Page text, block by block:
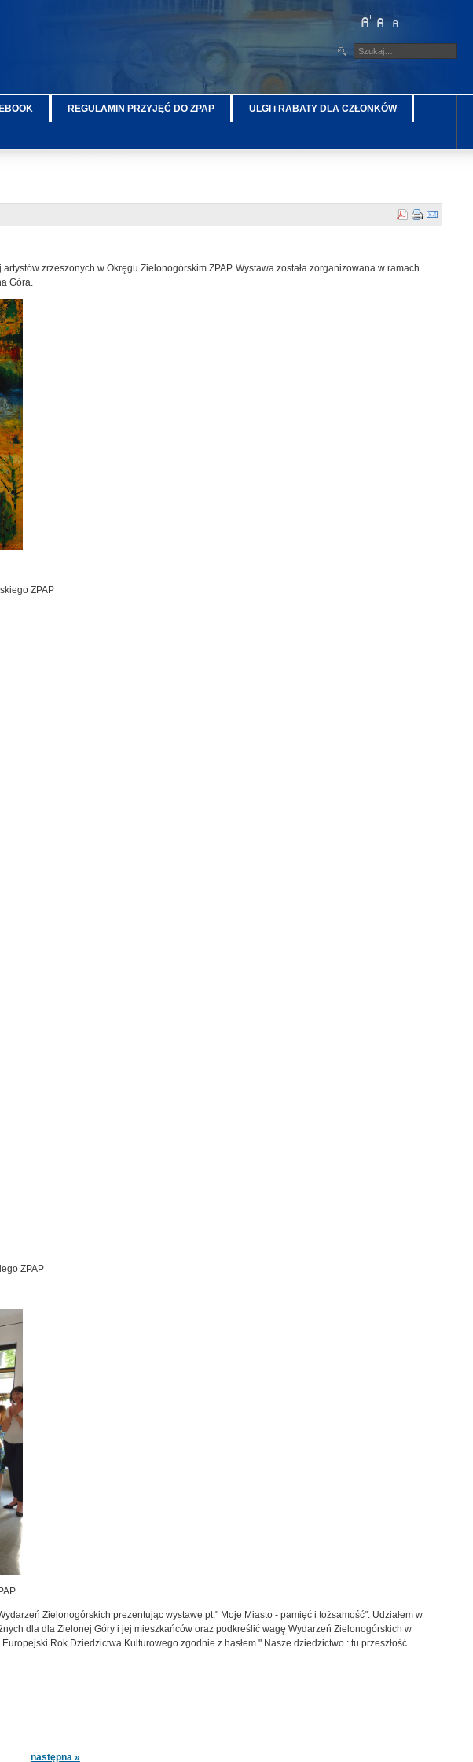
REGULAMIN PRZYJĘĆ DO ZPAP ULGI i RABATY DLA CZŁONKÓW
zrzeszonych w Okręgu Zielonogórskim ZPAP. Wystawa została zorganizowana w ramach
Góra.
ZPAP
ZPAP
Zielonogórskich prezentując wystawę pt." Moje Miasto - pamięć i tożsamość". Udziałem w
dla dla Zielonej Góry i jej mieszkańców oraz podkreślić wagę Wydarzeń Zielonogórskich w
Rok Dziedzictwa Kulturowego zgodnie z hasłem " Nasze dziedzictwo : tu przeszłość
następna »